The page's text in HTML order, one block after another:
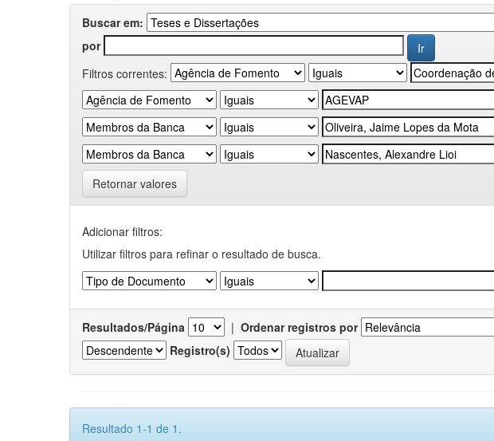
Buscar em:
por
Filtros correntes:
Retornar valores
Adicionar filtros:
Utilizar filtros para refinar o resultado de busca.
Resultados/Página | Ordenar registros por
Registro(s)
Resultado 1-1 de 1.